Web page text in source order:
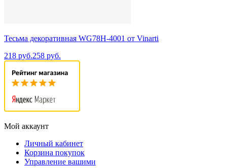
Тесьма декоративная WG78H-4001 от Vinarti
218 руб.258 руб.
Мой аккаунт
Личный кабинет
Корзина покупок
Управление вашими